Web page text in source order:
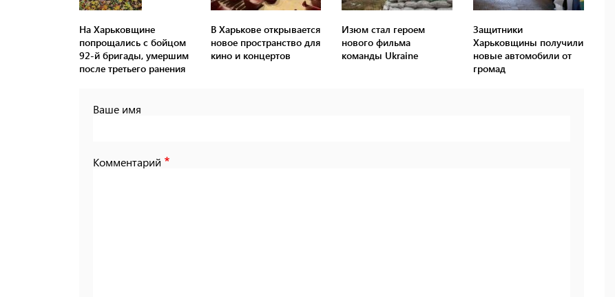
На Харьковщине
попрощались с бойцом
92-й бригады, умершим
после третьего ранения
В Харькове открывается
новое пространство для
кино и концертов
Изюм стал героем
нового фильма
команды Ukraine
Защитники
Харьковщины получили
новые автомобили от
громад
Ваше имя
Комментарий